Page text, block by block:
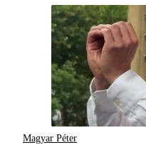
Magyar Péter